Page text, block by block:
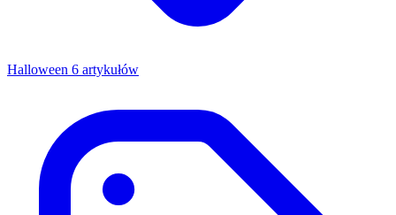
Halloween 6 artykułów